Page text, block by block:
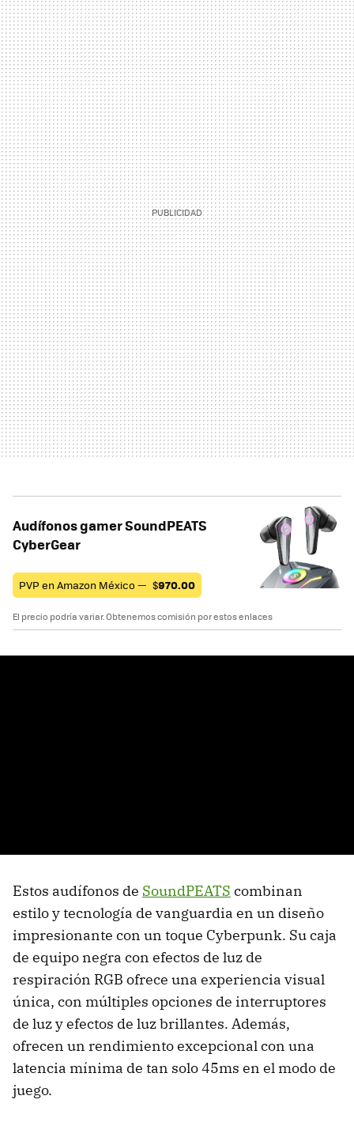
Audífonos gamer SoundPEATS
CyberGear
PVP en Amazon México — $970.00
El precio podría variar. Obtenemos comisión por estos enlaces
Estos audífonos de SoundPEATS combinan
estilo y tecnología de vanguardia en un diseño
impresionante con un toque Cyberpunk. Su caja
de equipo negra con efectos de luz de
respiración RGB ofrece una experiencia visual
única, con múltiples opciones de interruptores
de luz y efectos de luz brillantes. Además,
ofrecen un rendimiento excepcional con una
latencia mínima de tan solo 45ms en el modo de
juego.